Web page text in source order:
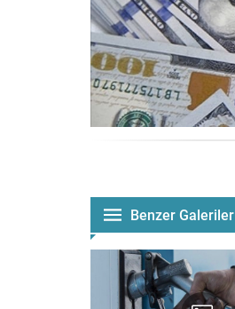
Benzer Galeriler